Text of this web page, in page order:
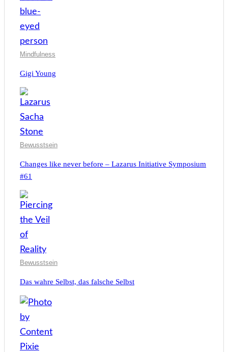
Mindfulness
Gigi Young
Bewusstsein
Changes like never before – Lazarus Initiative Symposium
#61
Bewusstsein
Das wahre Selbst, das falsche Selbst